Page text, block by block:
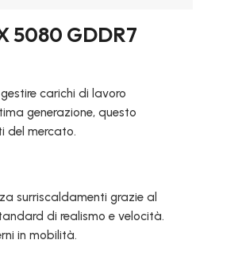
5080 GDDR7
carichi di lavoro
generazione, questo
del mercato.
surriscaldamenti grazie al
di realismo e velocità.
in mobilità.